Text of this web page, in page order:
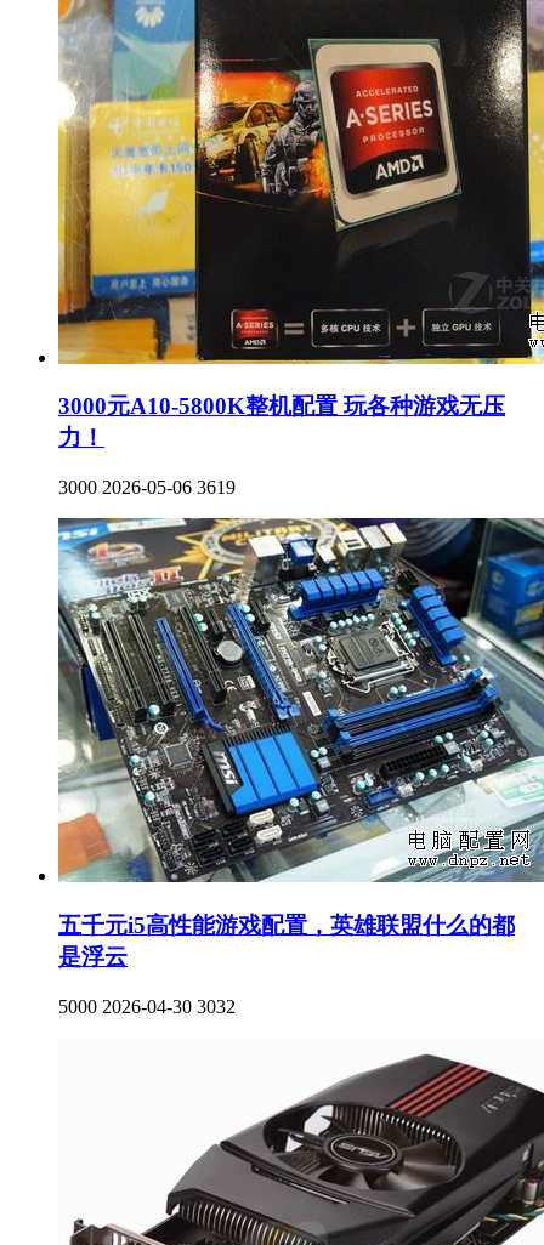
3000元A10-5800K整机配置 玩各种游戏无压
力！
3000 2026-05-06 3619
五千元i5高性能游戏配置，英雄联盟什么的都
是浮云
5000 2026-04-30 3032